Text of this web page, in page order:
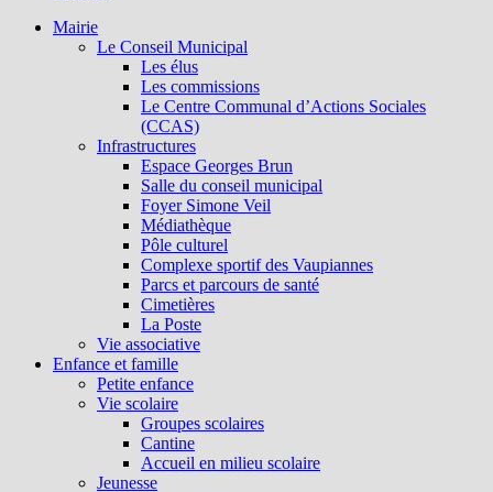
Mairie
Le Conseil Municipal
Les élus
Les commissions
Le Centre Communal d’Actions Sociales
(CCAS)
Infrastructures
Espace Georges Brun
Salle du conseil municipal
Foyer Simone Veil
Médiathèque
Pôle culturel
Complexe sportif des Vaupiannes
Parcs et parcours de santé
Cimetières
La Poste
Vie associative
Enfance et famille
Petite enfance
Vie scolaire
Groupes scolaires
Cantine
Accueil en milieu scolaire
Jeunesse